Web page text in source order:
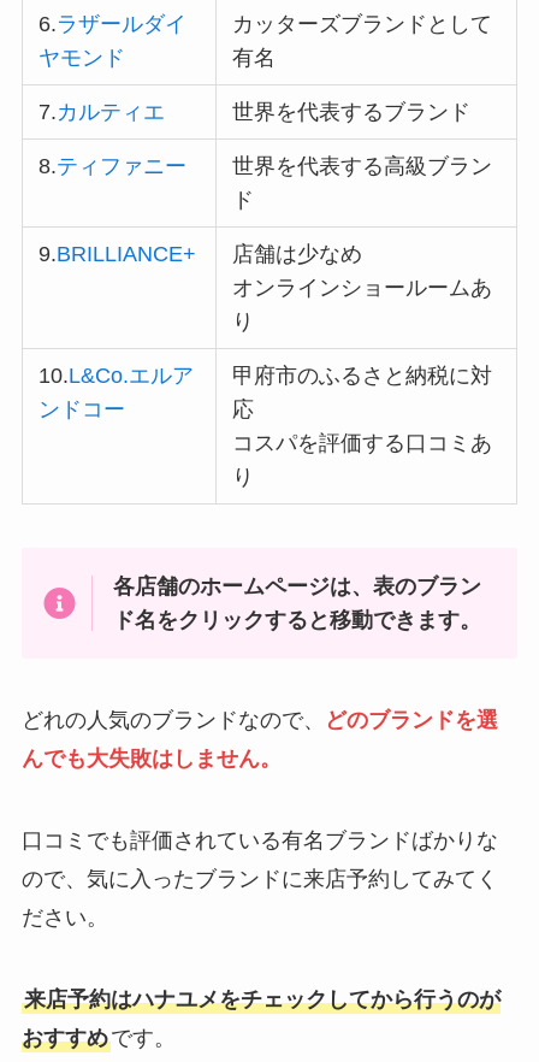
6.ラザールダイ
ヤモンド
カッターズブランドとして
有名
7.カルティエ 世界を代表するブランド
8.ティファニー
世界を代表する高級ブラン
ド
9.BRILLIANCE+
店舗は少なめ
オンラインショールームあ
り
10.L&Co.エルア
ンドコー
甲府市のふるさと納税に対
応
コスパを評価する口コミあ
り
各店舗のホームページは、表のブラン
ド名をクリックすると移動できます。
どれの人気のブランドなので、
どのブランドを選
んでも大失敗はしません。
口コミでも評価されている有名ブランドばかりな
ので、気に入ったブランドに来店予約してみてく
ださい。
来店予約はハナユメをチェックしてから行うのが
おすすめです。